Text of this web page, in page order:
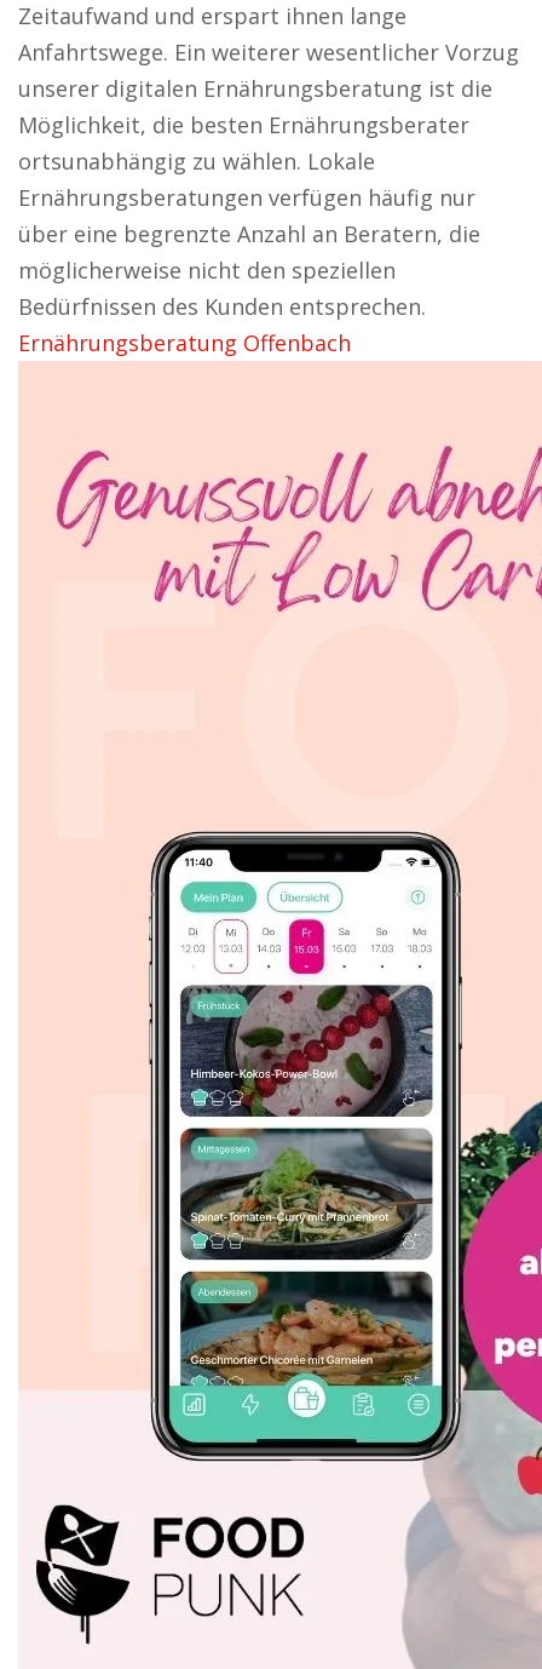
Zeitaufwand und erspart ihnen lange
Anfahrtswege. Ein weiterer wesentlicher Vorzug
unserer digitalen Ernährungsberatung ist die
Möglichkeit, die besten Ernährungsberater
ortsunabhängig zu wählen. Lokale
Ernährungsberatungen verfügen häufig nur
über eine begrenzte Anzahl an Beratern, die
möglicherweise nicht den speziellen
Bedürfnissen des Kunden entsprechen.
Ernährungsberatung Offenbach